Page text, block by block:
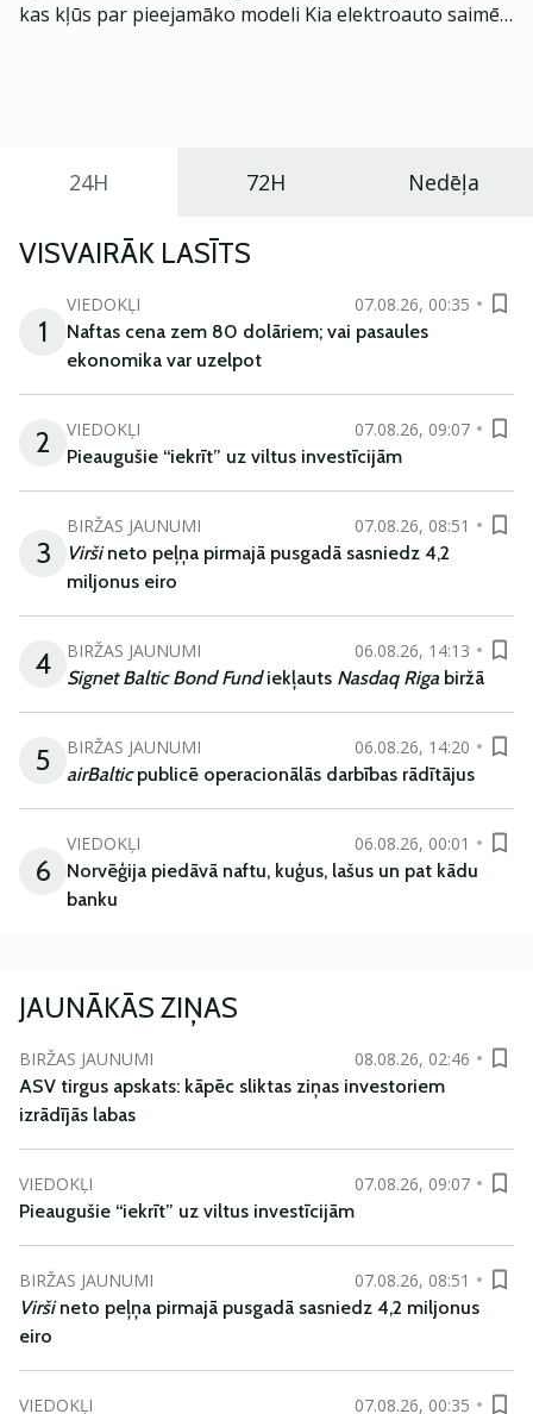
kas kļūs par pieejamāko modeli Kia elektroauto saimē
24H 72H Nedēļa
VISVAIRĀK LASĪTS
1
VIEDOKĻI
07.08.26, 00:35
Naftas cena zem 80 dolāriem; vai pasaules
ekonomika var uzelpot
2 VIEDOKĻI
07.08.26, 09:07
Pieaugušie “iekrīt” uz viltus investīcijām
3
BIRŽAS JAUNUMI
07.08.26, 08:51
Viršineto peļņa pirmajā pusgadā sasniedz 4,2
miljonus eiro
4 BIRŽAS JAUNUMI
06.08.26, 14:13
Signet Baltic Bond Fundiekļauts Nasdaq Riga biržā
5 BIRŽAS JAUNUMI
06.08.26, 14:20
airBalticpublicē operacionālās darbības rādītājus
6
VIEDOKĻI
06.08.26, 00:01
Norvēģija piedāvā naftu, kuģus, lašus un pat kādu
banku
JAUNĀKĀS ZIŅAS
BIRŽAS JAUNUMI
08.08.26, 02:46
ASV tirgus apskats: kāpēc sliktas ziņas investoriem
izrādījās labas
VIEDOKĻI
07.08.26, 09:07
Pieaugušie “iekrīt” uz viltus investīcijām
BIRŽAS JAUNUMI
07.08.26, 08:51
Viršineto peļņa pirmajā pusgadā sasniedz 4,2 miljonus
eiro
VIEDOKĻI 07.08.26, 00:35